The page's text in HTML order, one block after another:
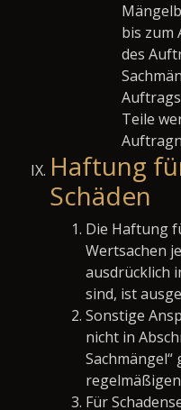
bis zum
des
Teile
Haftung
Schäden
Die Haftung
Wertsachen
ausdrücklich
sind, ist
Sonstige
nicht in
Für